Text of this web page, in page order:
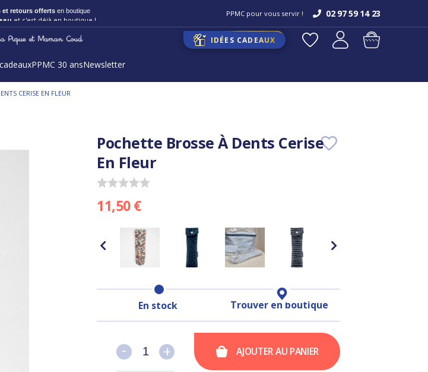
et c'est déjà en boutique !
PPMC pour vous servir ! 02 97 59 14 23
IDÉES CADEAUX
PPMC 30 ansNewsletter
CERISE EN FLEUR
Pochette Brosse À Dents Cerise
En Fleur
11,50 €
En stock Trouver en boutique
+
- +
- AJOUTER AU PANIER